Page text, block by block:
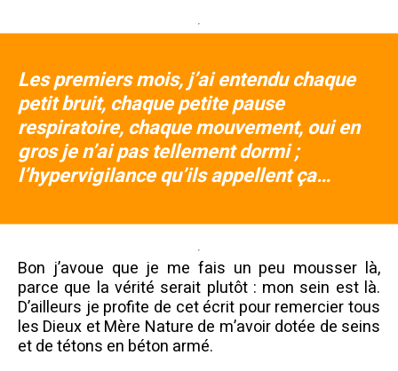
Les premiers mois, j’ai entendu chaque
petit bruit, chaque petite pause
respiratoire, chaque mouvement, oui en
gros je n’ai pas tellement dormi ;
l’hypervigilance qu’ils appellent ça…
Bon j’avoue que je me fais un peu mousser là,
parce que la vérité serait plutôt : mon sein est là.
D’ailleurs je profite de cet écrit pour remercier tous
les Dieux et Mère Nature de m’avoir dotée de seins
et de tétons en béton armé.